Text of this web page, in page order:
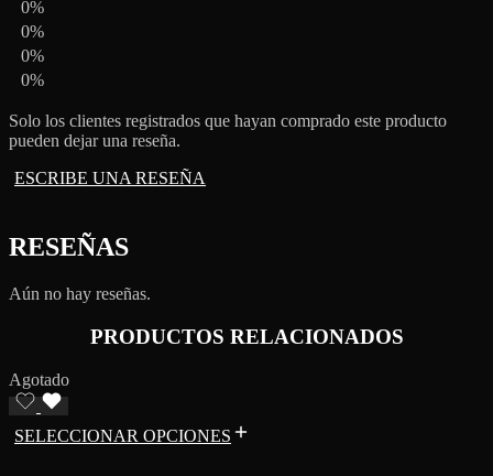
0%
0%
0%
0%
Solo los clientes registrados que hayan comprado este producto
pueden dejar una reseña.
ESCRIBE UNA RESEÑA
RESEÑAS
Aún no hay reseñas.
PRODUCTOS RELACIONADOS
Agotado
SELECCIONAR OPCIONES